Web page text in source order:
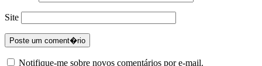
Site
Notifique-me sobre novos comentários por e-mail.